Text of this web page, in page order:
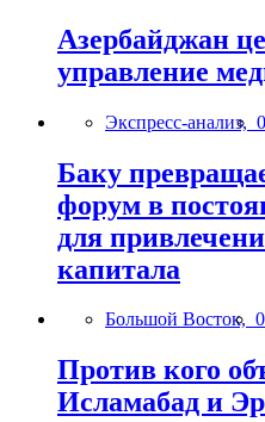
Азербайджан
управление
Экспресс-анализ,
Баку
форум в
для
капитала
Большой Восток,
Против кого
Исламабад и